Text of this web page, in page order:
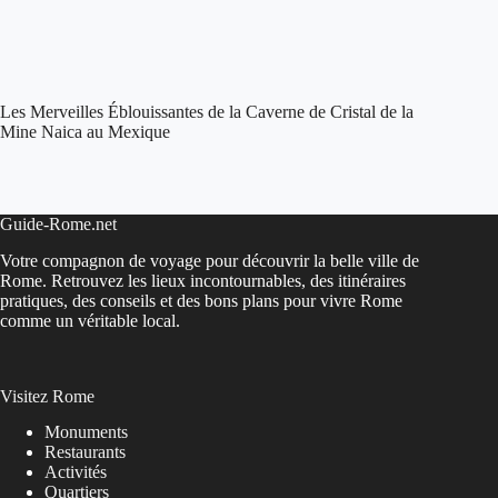
Les Merveilles Éblouissantes de la Caverne de Cristal de la
Mine Naica au Mexique
Guide-Rome.net
Votre compagnon de voyage pour découvrir la belle ville de
Rome. Retrouvez les lieux incontournables, des itinéraires
pratiques, des conseils et des bons plans pour vivre Rome
comme un véritable local.
Visitez Rome
Monuments
Restaurants
Activités
Quartiers